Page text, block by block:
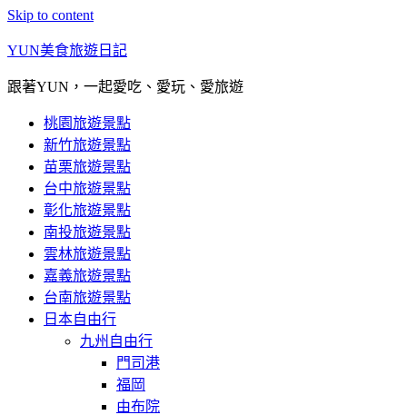
Skip to content
YUN美食旅遊日記
跟著YUN，一起愛吃、愛玩、愛旅遊
桃園旅遊景點
新竹旅遊景點
苗栗旅遊景點
台中旅遊景點
彰化旅遊景點
南投旅遊景點
雲林旅遊景點
嘉義旅遊景點
台南旅遊景點
日本自由行
九州自由行
門司港
福岡
由布院